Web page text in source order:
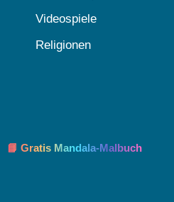
Videospiele
Religionen
📘 Gratis Mandala-Malbuch